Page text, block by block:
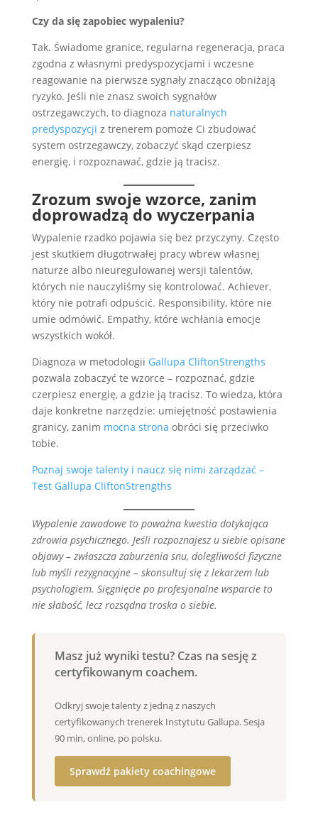
Czy da się zapobiec wypaleniu?
Tak. Świadome granice, regularna regeneracja, praca
zgodna z własnymi predyspozycjami i wczesne
reagowanie na pierwsze sygnały znacząco obniżają
ryzyko. Jeśli nie znasz swoich sygnałów
ostrzegawczych, to diagnoza naturalnych
predyspozycji z trenerem pomoże Ci zbudować
system ostrzegawczy, zobaczyć skąd czerpiesz
energię, i rozpoznawać, gdzie ją tracisz.
Zrozum swoje wzorce, zanim
doprowadzą do wyczerpania
Wypalenie rzadko pojawia się bez przyczyny. Często
jest skutkiem długotrwałej pracy wbrew własnej
naturze albo nieuregulowanej wersji talentów,
których nie nauczyliśmy się kontrolować. Achiever,
który nie potrafi odpuścić. Responsibility, które nie
umie odmówić. Empathy, które wchłania emocje
wszystkich wokół.
Diagnoza w metodologii Gallupa CliftonStrengths
pozwala zobaczyć te wzorce – rozpoznać, gdzie
czerpiesz energię, a gdzie ją tracisz. To wiedza, która
daje konkretne narzędzie: umiejętność postawienia
granicy, zanim mocna strona obróci się przeciwko
tobie.
Poznaj swoje talenty i naucz się nimi zarządzać –
Test Gallupa CliftonStrengths
Wypalenie zawodowe to poważna kwestia dotykająca
zdrowia psychicznego. Jeśli rozpoznajesz u siebie opisane
objawy – zwłaszcza zaburzenia snu, dolegliwości fizyczne
lub myśli rezygnacyjne – skonsultuj się z lekarzem lub
psychologiem. Sięgnięcie po profesjonalne wsparcie to
nie słabość, lecz rozsądna troska o siebie.
Masz już wyniki testu? Czas na sesję z
certyfikowanym coachem.
Odkryj swoje talenty z jedną z naszych
certyfikowanych trenerek Instytutu Gallupa. Sesja
90 min, online, po polsku.
Sprawdź pakiety coachingowe